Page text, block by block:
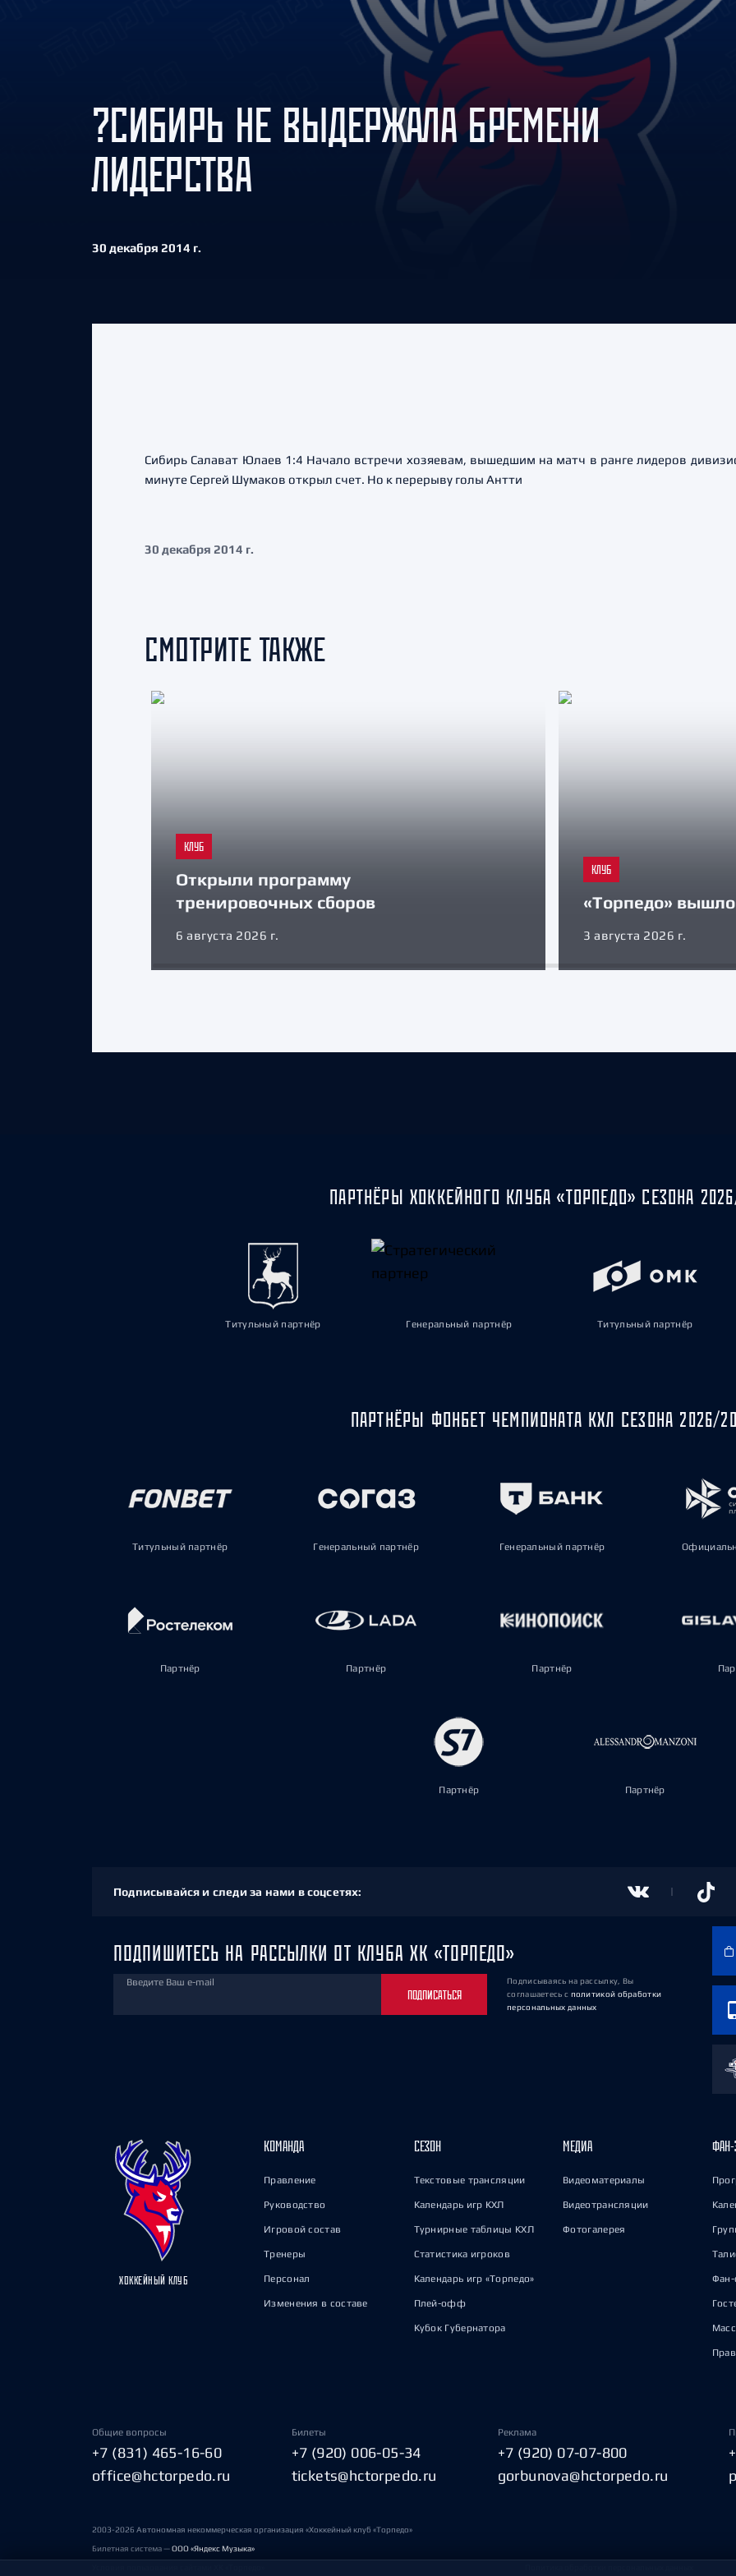
Амур
Барыс
Салават Юлаев
Сибирь
?СИБИРЬ НЕ ВЫДЕРЖАЛА БРЕМЕНИ
ЛИДЕРСТВА
30 декабря 2014 г.
Сибирь Салават Юлаев 1:4 Начало встречи хозяевам, вышедшим на матч в ранге лидеров
минуте Сергей Шумаков открыл счет. Но к перерыву голы Антти
30 декабря 2014 г.
СМОТРИТЕ ТАКЖЕ
КЛУБ
Открыли программу
тренировочных сборов
6 августа 2026 г.
КЛУБ
«Торпедо» вышло
3 августа 2026 г.
ПАРТНЁРЫ ХОККЕЙНОГО КЛУБА «ТОРПЕДО» СЕЗОНА
Титульный партнёр Генеральный партнёр Титульный партнёр
ПАРТНЁРЫ ФОНБЕТ ЧЕМПИОНАТА КХЛ СЕЗОНА 2026/
Титульный партнёр Генеральный партнёр Генеральный партнёр
Партнёр Партнёр Партнёр
Партнёр Партнёр
Подписывайся и следи за нами в соцсетях:
ПОДПИШИТЕСЬ НА РАССЫЛКИ ОТ КЛУБА ХК «ТОРПЕДО»
Введите Ваш e-mail
ПОДПИСАТЬСЯ
Подписываясь на рассылку, Вы
соглашаетесь с политикой обработки
персональных данных
ХОККЕЙНЫЙ КЛУБ
КОМАНДА
Правление
Руководство
Игровой состав
Тренеры
Персонал
Изменения в составе
СЕЗОН
Текстовые трансляции
Календарь игр КХЛ
Турнирные таблицы КХЛ
Статистика игроков
Календарь игр «Торпедо»
Плей-офф
Кубок Губернатора
МЕДИА
Видеоматериалы
Видеотрансляции
Фотогалерея
ФАН-
Фан-
Общие вопросы
+7 (831) 465-16-60
office@hctorpedo.ru
Билеты
+7 (920) 006-05-34
tickets@hctorpedo.ru
Реклама
+7 (920) 07-07-800
gorbunova@hctorpedo.ru
2003-2026 Автономная некоммерческая организация «Хоккейный клуб «Торпедо»
Билетная система —ООО «Яндекс Музыка»